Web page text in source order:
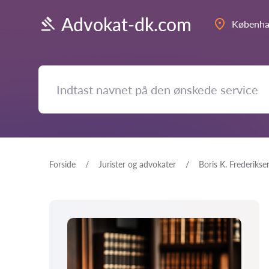
Advokat-dk.com
Forside Jurister og advokater Boris K.